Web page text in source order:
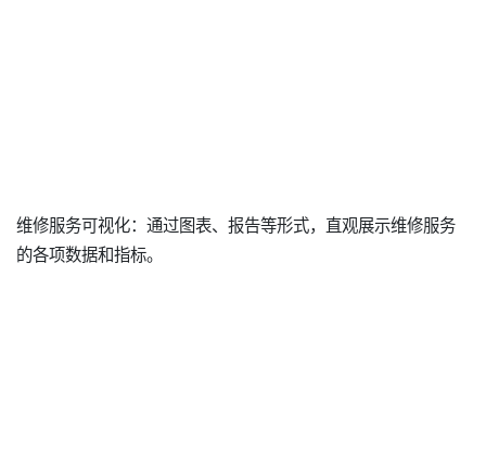
维修服务可视化：通过图表、报告等形式，直观展示维修服务
的各项数据和指标。